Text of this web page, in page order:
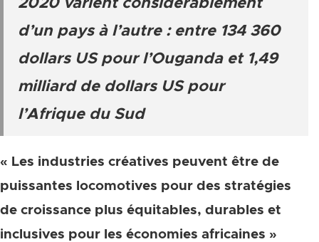
2020 varient considérablement
d’un pays à l’autre : entre 134 360
dollars US pour l’Ouganda et 1,49
milliard de dollars US pour
l’Afrique du Sud
« Les industries créatives peuvent être de
puissantes locomotives pour des stratégies
de croissance plus équitables, durables et
inclusives pour les économies africaines »